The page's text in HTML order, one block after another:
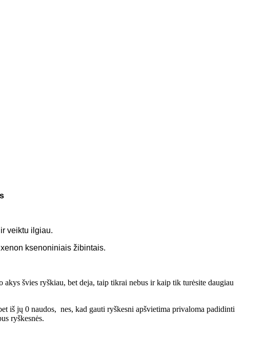
veiktu ilgiau.
ksenoniniais žibintais.
švies ryškiau, bet deja, taip tikrai nebus ir kaip tik turėsite daugiau
iš jų 0 naudos, nes, kad gauti ryškesni apšvietima privaloma padidinti
ryškesnės.